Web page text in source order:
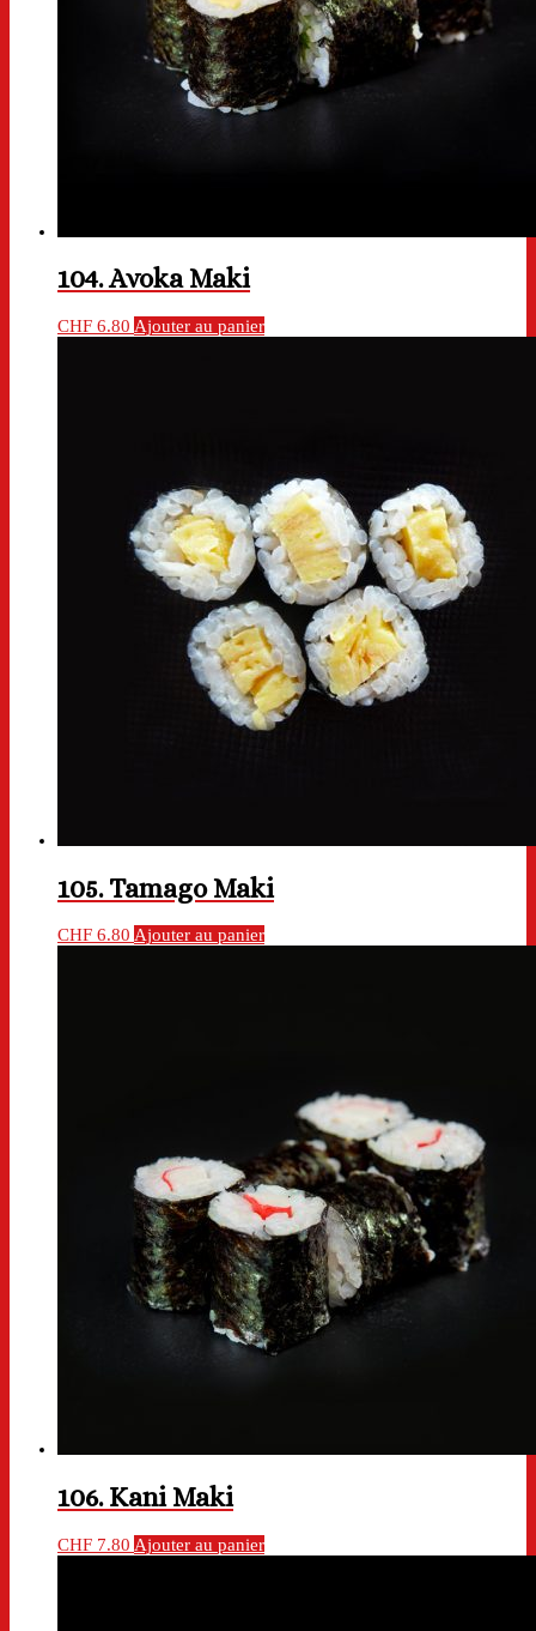
104. Avoka Maki
CHF 6.80 Ajouter au panier
105. Tamago Maki
CHF 6.80 Ajouter au panier
106. Kani Maki
CHF 7.80 Ajouter au panier